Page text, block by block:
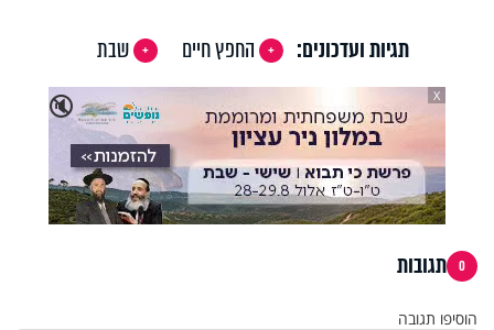
תגיות ועדכונים: החפץ חיים
שבת
🔇
X
0 תגובות
הוסיפו תגובה